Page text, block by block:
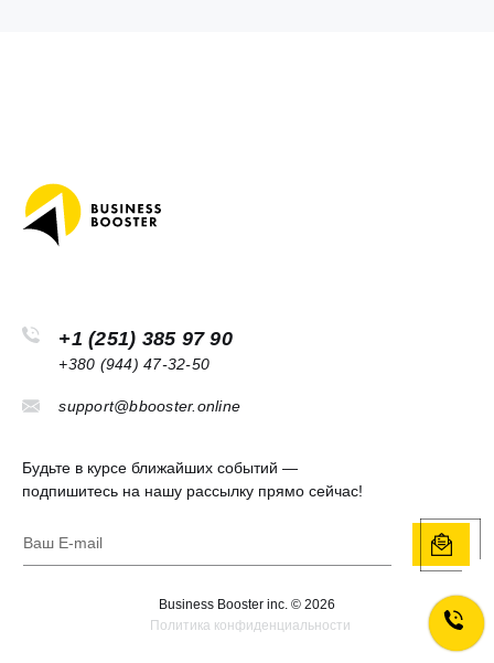
+1 (251) 385 97 90
+380 (944) 47-32-50
support@bbooster.online
Будьте в курсе ближайших событий —
подпишитесь на нашу рассылку прямо сейчас!
Business Booster inc. © 2026
Политика конфиденциальности